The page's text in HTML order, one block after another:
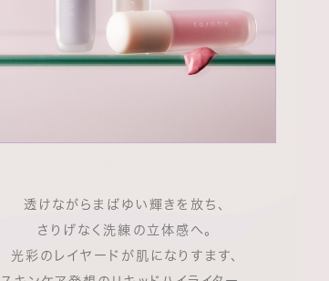
透けながらまばゆい輝きを放ち、
さりげなく洗練の立体感へ。
光彩のレイヤードが肌になりすます、